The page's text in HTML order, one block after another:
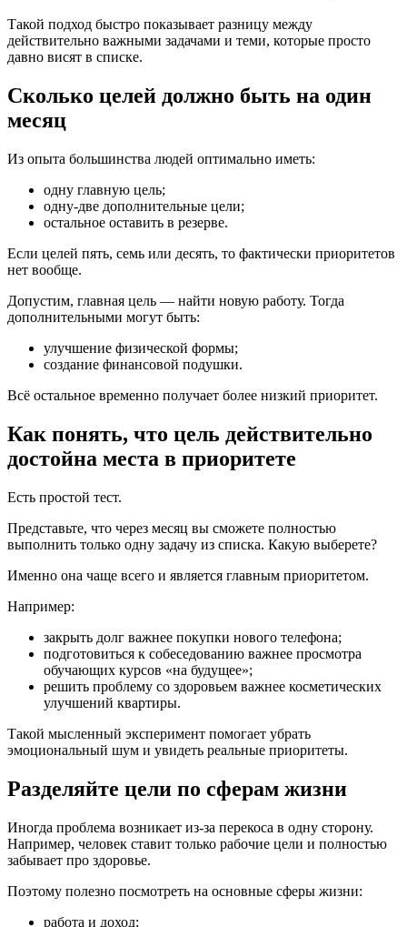
Такой подход быстро показывает разницу между
действительно важными задачами и теми, которые просто
давно висят в списке.
Сколько целей должно быть на один
месяц
Из опыта большинства людей оптимально иметь:
одну главную цель;
одну-две дополнительные цели;
остальное оставить в резерве.
Если целей пять, семь или десять, то фактически приоритетов
нет вообще.
Допустим, главная цель — найти новую работу. Тогда
дополнительными могут быть:
улучшение физической формы;
создание финансовой подушки.
Всё остальное временно получает более низкий приоритет.
Как понять, что цель действительно
достойна места в приоритете
Есть простой тест.
Представьте, что через месяц вы сможете полностью
выполнить только одну задачу из списка. Какую выберете?
Именно она чаще всего и является главным приоритетом.
Например:
закрыть долг важнее покупки нового телефона;
подготовиться к собеседованию важнее просмотра
обучающих курсов «на будущее»;
решить проблему со здоровьем важнее косметических
улучшений квартиры.
Такой мысленный эксперимент помогает убрать
эмоциональный шум и увидеть реальные приоритеты.
Разделяйте цели по сферам жизни
Иногда проблема возникает из-за перекоса в одну сторону.
Например, человек ставит только рабочие цели и полностью
забывает про здоровье.
Поэтому полезно посмотреть на основные сферы жизни:
работа и доход;